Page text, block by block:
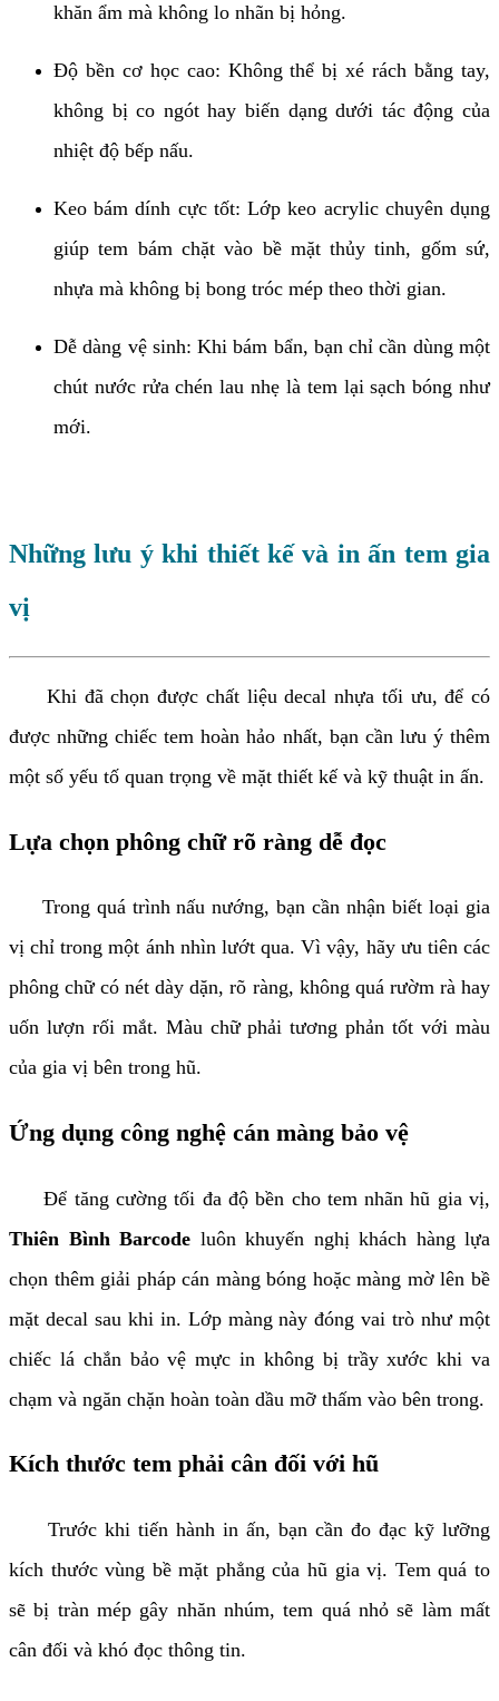
khăn ẩm mà không lo nhãn bị hỏng.
Độ bền cơ học cao: Không thể bị xé rách bằng tay,
không bị co ngót hay biến dạng dưới tác động của
nhiệt độ bếp nấu.
Keo bám dính cực tốt: Lớp keo acrylic chuyên dụng
giúp tem bám chặt vào bề mặt thủy tinh, gốm sứ,
nhựa mà không bị bong tróc mép theo thời gian.
Dễ dàng vệ sinh: Khi bám bẩn, bạn chỉ cần dùng một
chút nước rửa chén lau nhẹ là tem lại sạch bóng như
mới.
Những lưu ý khi thiết kế và in ấn tem gia
vị
Khi đã chọn được chất liệu decal nhựa tối ưu, để có
được những chiếc tem hoàn hảo nhất, bạn cần lưu ý thêm
một số yếu tố quan trọng về mặt thiết kế và kỹ thuật in ấn.
Lựa chọn phông chữ rõ ràng dễ đọc
Trong quá trình nấu nướng, bạn cần nhận biết loại gia
vị chỉ trong một ánh nhìn lướt qua. Vì vậy, hãy ưu tiên các
phông chữ có nét dày dặn, rõ ràng, không quá rườm rà hay
uốn lượn rối mắt. Màu chữ phải tương phản tốt với màu
của gia vị bên trong hũ.
Ứng dụng công nghệ cán màng bảo vệ
Để tăng cường tối đa độ bền cho tem nhãn hũ gia vị,
Thiên Bình Barcode luôn khuyến nghị khách hàng lựa
chọn thêm giải pháp cán màng bóng hoặc màng mờ lên bề
mặt decal sau khi in. Lớp màng này đóng vai trò như một
chiếc lá chắn bảo vệ mực in không bị trầy xước khi va
chạm và ngăn chặn hoàn toàn dầu mỡ thấm vào bên trong.
Kích thước tem phải cân đối với hũ
Trước khi tiến hành in ấn, bạn cần đo đạc kỹ lưỡng
kích thước vùng bề mặt phẳng của hũ gia vị. Tem quá to
sẽ bị tràn mép gây nhăn nhúm, tem quá nhỏ sẽ làm mất
cân đối và khó đọc thông tin.